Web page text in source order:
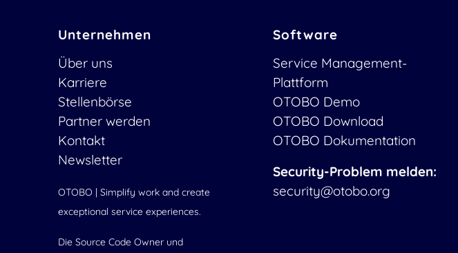
Unternehmen
Über uns
Karriere
Stellenbörse
Partner werden
Kontakt
Newsletter
OTOBO | Simplify work and create
exceptional service experiences.
Die Source Code Owner und
Software
Service Management-
Plattform
OTOBO Demo
OTOBO Download
OTOBO Dokumentation
Security-Problem melden:
security@otobo.org